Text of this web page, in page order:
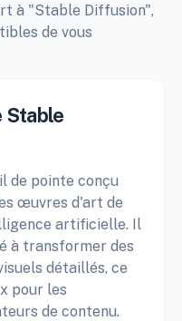
à "Stable Diffusion",
de vous
Stable
de pointe conçu
œuvres d'art de
artificielle. Il
à transformer des
détaillés, ce
pour les
de contenu.